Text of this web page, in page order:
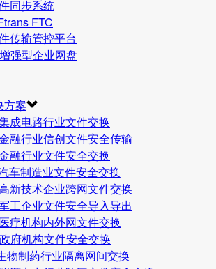
同步系统
FTC
传输管控平台
增强型企业网盘
方案
成电路行业文件交换
融行业信创文件安全传输
融行业文件安全交换
车制造业文件安全交换
新技术企业跨网文件交换
工企业文件安全导入导出
医疗机构内外网文件交换
政府机构文件安全交换
物制药行业隔离网间交换